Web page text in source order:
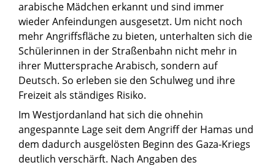
arabische Mädchen erkannt und sind immer
wieder Anfeindungen ausgesetzt. Um nicht noch
mehr Angriffsfläche zu bieten, unterhalten sich die
Schülerinnen in der Straßenbahn nicht mehr in
ihrer Muttersprache Arabisch, sondern auf
Deutsch. So erleben sie den Schulweg und ihre
Freizeit als ständiges Risiko.
Im Westjordanland hat sich die ohnehin
angespannte Lage seit dem Angriff der Hamas und
dem dadurch ausgelösten Beginn des Gaza-Kriegs
deutlich verschärft. Nach Angaben des